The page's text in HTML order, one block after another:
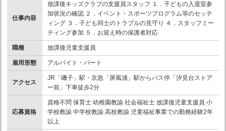
仕事内容
放課後キッズクラブの支援員スタッフ １．子どもの入退室参
加状況の確認 ２．イベント・スポーツプログラム等のセッテ
ィング ３．子ども同士のトラブルの見守り ４．スタッフミー
ティング参加 ５．お迎え時の保護者対応
職種 放課後児童支援員
雇用形態 アルバイト・パート
アクセス
JR「磯子」駅・京急「屏風浦」駅からバス停「汐見台ストア
ー前」下車徒歩2分
応募資格
資格不問 保育士 幼稚園教諭 社会福祉士 放課後児童支援員 小
学校教諭 中学校教諭 高校教諭 児童福祉事業での勤務経験2年
以上